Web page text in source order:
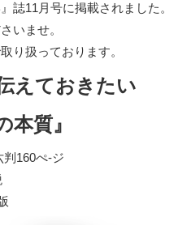
誌11月号に掲載されました。
いませ。
り扱っております。
えておきたい
本質』
160ぺ-ジ